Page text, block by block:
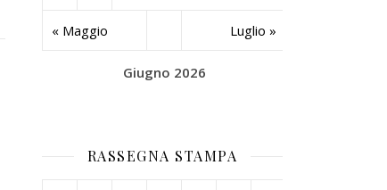
Giugno 2026
« Maggio Luglio »
RASSEGNA STAMPA